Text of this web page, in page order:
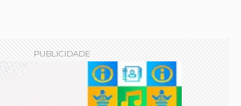
PUBLICIDADE